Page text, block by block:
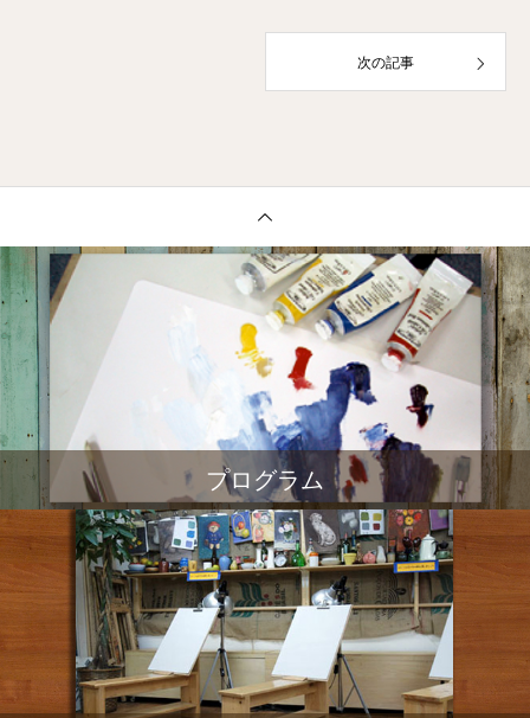
次の記事
プログラム